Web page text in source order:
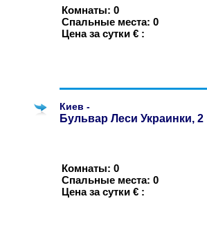
Комнаты: 0
Спальные места: 0
Цена за сутки € :
Киев -
Бульвар Леси Украинки, 2
Комнаты: 0
Спальные места: 0
Цена за сутки € :